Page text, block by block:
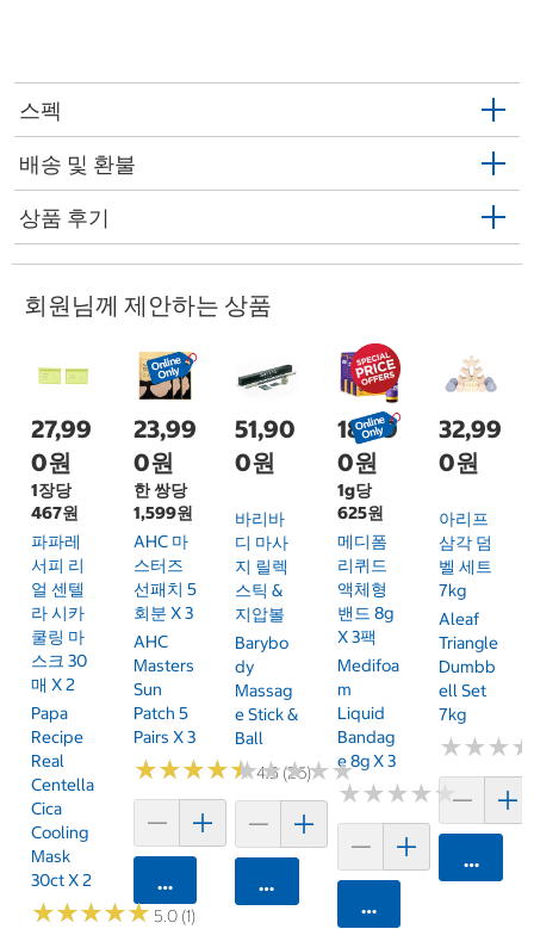
스펙
배송 및 환불
상품 후기
회원님께 제안하는 상품
27,99
0원
1장당
467원
파파레
서피 리
얼 센텔
라 시카
쿨링 마
스크 30
매 X 2
Papa
Recipe
Real
Centella
Cica
Cooling
Mask
30ct X 2
★★★★★
★★★★★5.0 (1)
23,99
0원
한 쌍당
1,599원
AHC 마
스터즈
선패치 5
회분 X 3
AHC
Masters
Sun
Patch 5
Pairs X 3
★★★★★
★★★★★4.5 (26)
카트에 담기
51,90
0원
바리바
디 마사
지 릴렉
스틱 &
지압볼
Barybo
Dy
Massag
E Stick &
Ball
★★★★★
★★★★★
카트에 담기
18,49
0원
1g당
625원
메디폼
리퀴드
액체형
밴드 8g
X 3팩
Medifoa
M
Liquid
Bandag
E 8g X 3
★★★★★
★★★★★
카트에 담기
32,99
0원
아리프
삼각 덤
벨 세트
7kg
Aleaf
Triangle
Dumbb
Ell Set
7kg
★★★
★★★
카트에